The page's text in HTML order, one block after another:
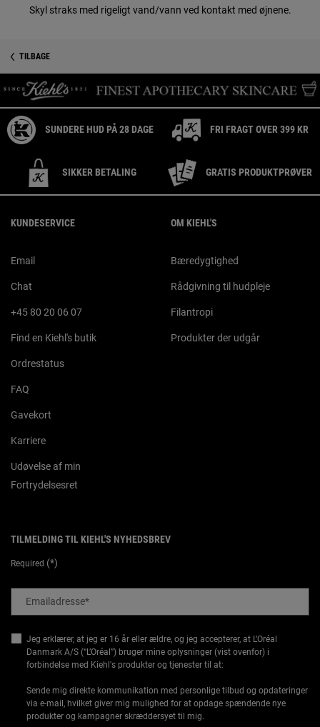
Skyl straks med rigeligt vand/vann ved kontakt med øjnene.
TILBAGE
SUNDERE HUD PÅ 28 DAGE FRI FRAGT OVER 399 KR
SIKKER BETALING GRATIS PRODUKTPRØVER
KUNDESERVICE
Email
Chat
+45 80 20 06 07
Find en Kiehl's butik
Ordrestatus
FAQ
Gavekort
Karriere
Udøvelse af min
Fortrydelsesret
OM KIEHL'S
Bæredygtighed
Rådgivning til hudpleje
Filantropi
Produkter der udgår
TILMELDING TIL KIEHL'S NYHEDSBREV
Required (*)
Emailadresse*
Jeg erklærer, at jeg er 16 år eller ældre, og jeg accepterer, at L’Oréal
Danmark A/S (“L’Oréal”) bruger mine oplysninger (vist ovenfor) i
forbindelse med Kiehl's produkter og tjenester til at:
Sende mig direkte kommunikation med personlige tilbud og opdateringer
via e-mail, hvilket giver mig mulighed for at opdage spændende nye
produkter og kampagner skræddersyet til mig.